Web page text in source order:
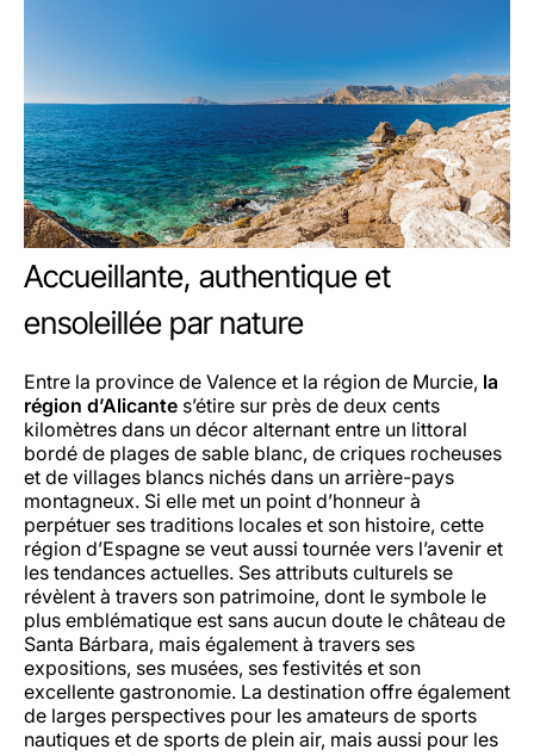
Accueillante, authentique et
ensoleillée par nature
Entre la province de Valence et la région de Murcie, la
région d’Alicante s’étire sur près de deux cents
kilomètres dans un décor alternant entre un littoral
bordé de plages de sable blanc, de criques rocheuses
et de villages blancs nichés dans un arrière-pays
montagneux. Si elle met un point d’honneur à
perpétuer ses traditions locales et son histoire, cette
région d’Espagne se veut aussi tournée vers l’avenir et
les tendances actuelles. Ses attributs culturels se
révèlent à travers son patrimoine, dont le symbole le
plus emblématique est sans aucun doute le château de
Santa Bárbara, mais également à travers ses
expositions, ses musées, ses festivités et son
excellente gastronomie. La destination offre également
de larges perspectives pour les amateurs de sports
nautiques et de sports de plein air, mais aussi pour les